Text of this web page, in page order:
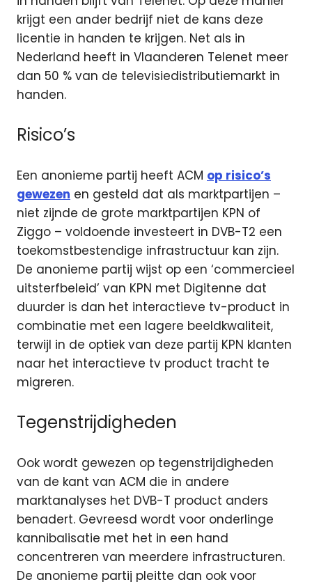
krijgt een ander bedrijf niet de kans deze
licentie in handen te krijgen. Net als in
Nederland heeft in Vlaanderen Telenet meer
dan 50 % van de televisiedistributiemarkt in
handen.
Risico’s
Een anonieme partij heeft ACM op risico’s
gewezen en gesteld dat als marktpartijen –
niet zijnde de grote marktpartijen KPN of
Ziggo – voldoende investeert in DVB-T2 een
toekomstbestendige infrastructuur kan zijn.
De anonieme partij wijst op een ‘commercieel
uitsterfbeleid’ van KPN met Digitenne dat
duurder is dan het interactieve tv-product in
combinatie met een lagere beeldkwaliteit,
terwijl in de optiek van deze partij KPN klanten
naar het interactieve tv product tracht te
migreren.
Tegenstrijdigheden
Ook wordt gewezen op tegenstrijdigheden
van de kant van ACM die in andere
marktanalyses het DVB-T product anders
benadert. Gevreesd wordt voor onderlinge
kannibalisatie met het in een hand
concentreren van meerdere infrastructuren.
De anonieme partij pleitte dan ook voor